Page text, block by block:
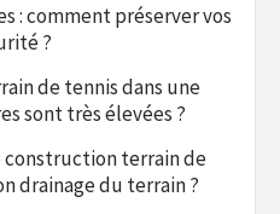
: comment préserver vos
?
de tennis dans une
sont très élevées ?
terrain de
drainage du terrain ?